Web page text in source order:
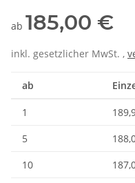
ab 185,00 €
inkl. gesetzlicher MwSt. ,
ab
1
5
10